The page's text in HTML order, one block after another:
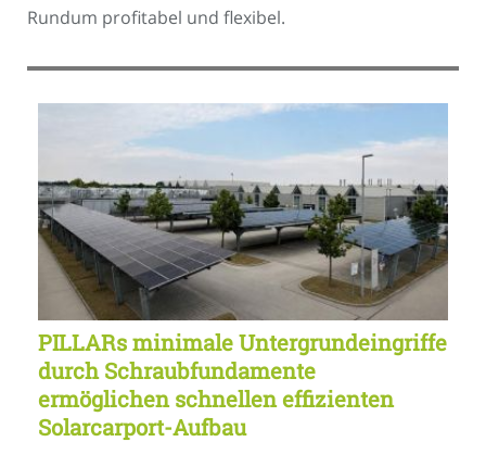
Rundum profitabel und flexibel.
PILLARs minimale Untergrundeingriffe
durch Schraubfundamente
ermöglichen schnellen effizienten
Solarcarport-Aufbau